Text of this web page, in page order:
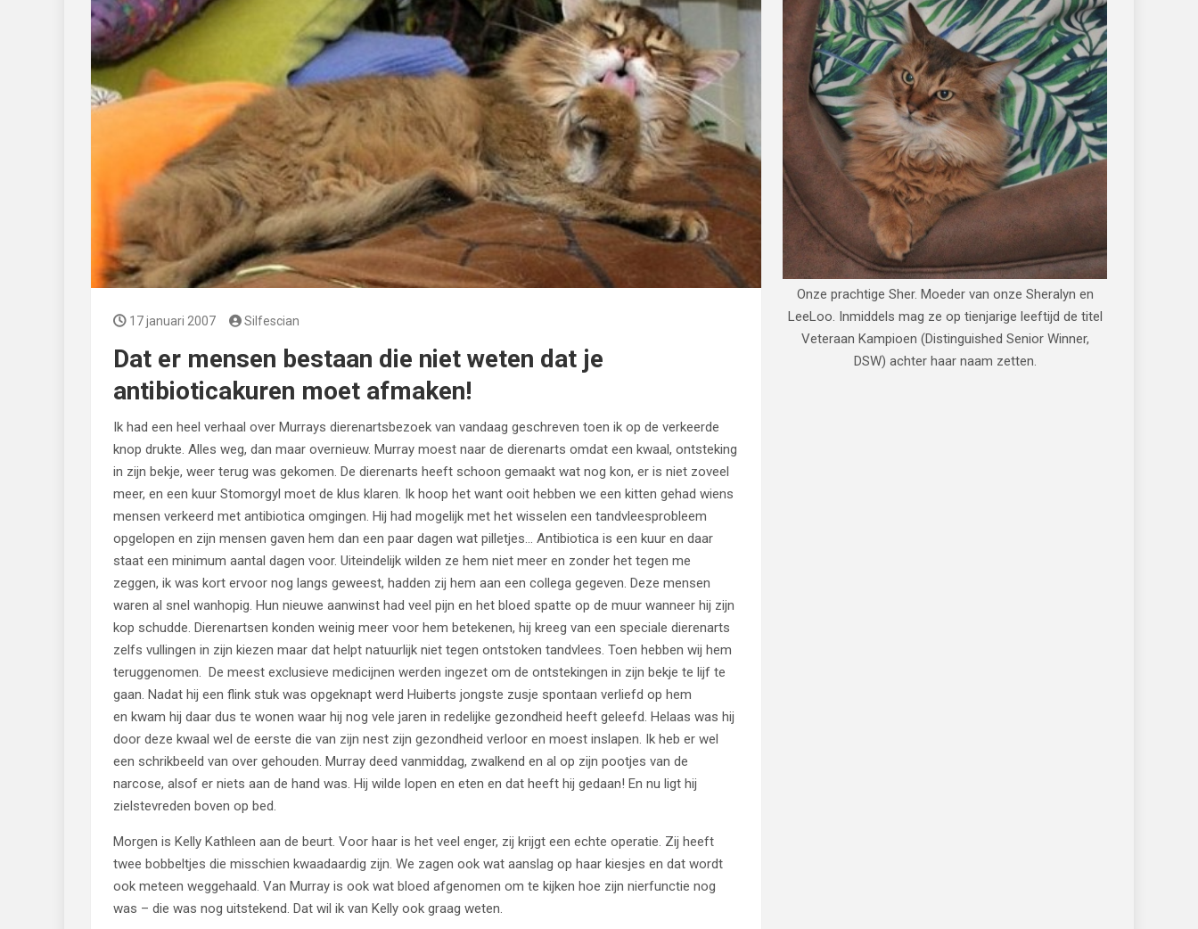
17 januari 2007 Silfescian
Dat er mensen bestaan die niet weten dat je
antibioticakuren moet afmaken!
Ik had een heel verhaal over Murrays dierenartsbezoek van vandaag geschreven toen ik op de verkeerde
knop drukte. Alles weg, dan maar overnieuw. Murray moest naar de dierenarts omdat een kwaal, ontsteking
in zijn bekje, weer terug was gekomen. De dierenarts heeft schoon gemaakt wat nog kon, er is niet zoveel
meer, en een kuur Stomorgyl moet de klus klaren. Ik hoop het want ooit hebben we een kitten gehad wiens
mensen verkeerd met antibiotica omgingen. Hij had mogelijk met het wisselen een tandvleesprobleem
opgelopen en zijn mensen gaven hem dan een paar dagen wat pilletjes… Antibiotica is een kuur en daar
staat een minimum aantal dagen voor. Uiteindelijk wilden ze hem niet meer en zonder het tegen me
zeggen, ik was kort ervoor nog langs geweest, hadden zij hem aan een collega gegeven. Deze mensen
waren al snel wanhopig. Hun nieuwe aanwinst had veel pijn en het bloed spatte op de muur wanneer hij zijn
kop schudde. Dierenartsen konden weinig meer voor hem betekenen, hij kreeg van een speciale dierenarts
zelfs vullingen in zijn kiezen maar dat helpt natuurlijk niet tegen ontstoken tandvlees. Toen hebben wij hem
teruggenomen. De meest exclusieve medicijnen werden ingezet om de ontstekingen in zijn bekje te lijf te
gaan. Nadat hij een flink stuk was opgeknapt werd Huiberts jongste zusje spontaan verliefd op hem
en kwam hij daar dus te wonen waar hij nog vele jaren in redelijke gezondheid heeft geleefd. Helaas was hij
door deze kwaal wel de eerste die van zijn nest zijn gezondheid verloor en moest inslapen. Ik heb er wel
een schrikbeeld van over gehouden. Murray deed vanmiddag, zwalkend en al op zijn pootjes van de
narcose, alsof er niets aan de hand was. Hij wilde lopen en eten en dat heeft hij gedaan! En nu ligt hij
zielstevreden boven op bed.
Morgen is Kelly Kathleen aan de beurt. Voor haar is het veel enger, zij krijgt een echte operatie. Zij heeft
twee bobbeltjes die misschien kwaadaardig zijn. We zagen ook wat aanslag op haar kiesjes en dat wordt
ook meteen weggehaald. Van Murray is ook wat bloed afgenomen om te kijken hoe zijn nierfunctie nog
was – die was nog uitstekend. Dat wil ik van Kelly ook graag weten.
Onze prachtige Sher. Moeder van onze Sheralyn en
LeeLoo. Inmiddels mag ze op tienjarige leeftijd de titel
Veteraan Kampioen (Distinguished Senior Winner,
DSW) achter haar naam zetten.